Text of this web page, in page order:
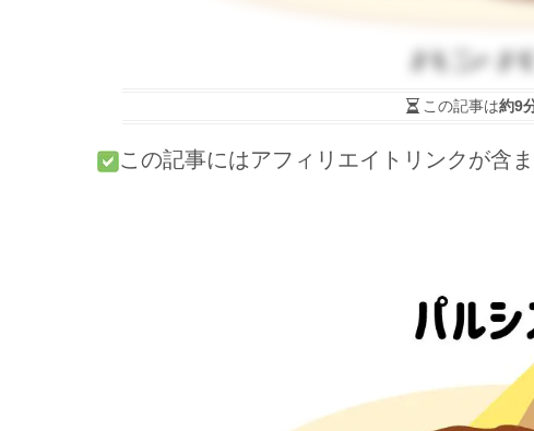
この記事は約9
この記事にはアフィリエイトリンクが含